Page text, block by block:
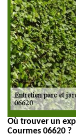
Où trouver un
Courmes 06620 ?